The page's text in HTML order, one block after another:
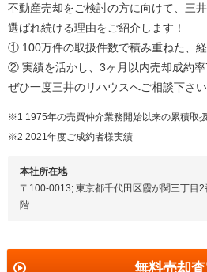
不動産売却をご検討の方に向けて、三
選ばれ続ける理由をご紹介します！
① 100万件の取扱件数で積み重ねた、
② 実績を活かし、3ヶ月以内売却成約
ぜひ一度三井のリハウスへご相談下さい
※1 1975年の売買仲介業務開始以来の累積取扱
※2 2021年度ご成約者様実績
本社所在地
〒100-0013; 東京都千代田区霞が関三丁目
階
無料売却